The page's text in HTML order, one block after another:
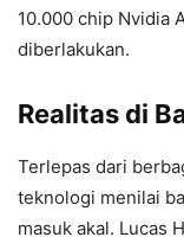
10.000 chip Nvidia
diberlakukan.
Realitas di
Terlepas dari
teknologi menilai
masuk akal. Lucas